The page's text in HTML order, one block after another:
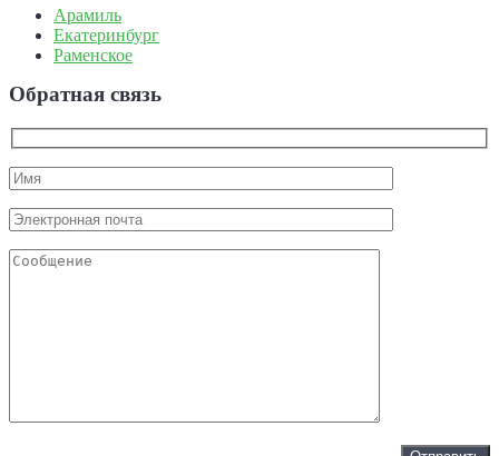
Арамиль
Екатеринбург
Раменское
Обратная связь